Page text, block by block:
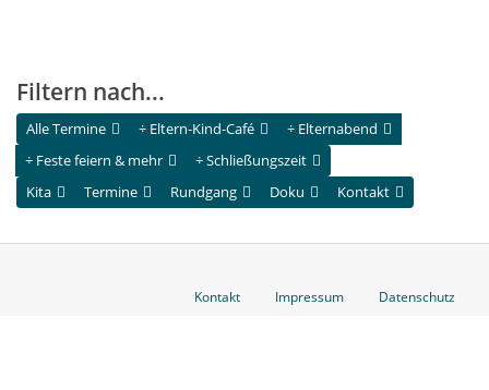
Filtern nach...
Alle Termine ÷ Eltern-Kind-Café
÷ Elternabend
÷ Feste feiern & mehr
÷ Schließungszeit
Kita
Termine Rundgang Doku Kontakt
Kontakt Impressum Datenschutz